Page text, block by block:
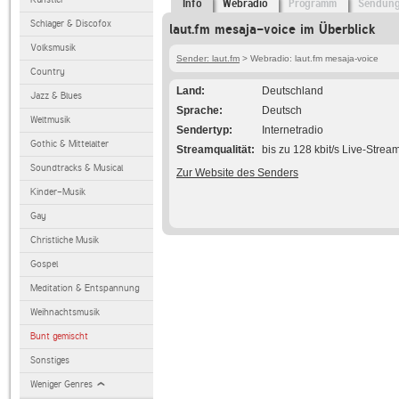
Schlager & Discofox
Volksmusik
Country
Jazz & Blues
Weltmusik
Gothic & Mittelalter
Soundtracks & Musical
Kinder-Musik
Gay
Christliche Musik
Gospel
Meditation & Entspannung
Weihnachtsmusik
Bunt gemischt
Sonstiges
Weniger Genres
Info Webradio Programm
laut.fm mesaja-voice im Überblick
Sender: laut.fm > Webradio: laut.fm mesaja-voice
Land
Deutschland
Sprache
Deutsch
Sendertyp
Internetradio
Streamqualität
bis zu 128 kbit/s Live-
Zur Website des Senders